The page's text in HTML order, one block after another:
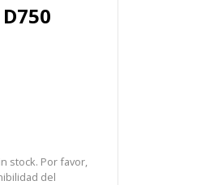
stock. Por favor,
del